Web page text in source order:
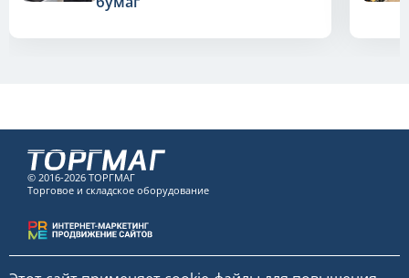
© 2016-2026 ТОРГМАГ
Торговое и складское оборудование